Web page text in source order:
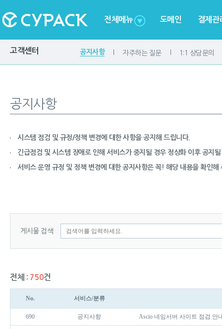
전체메뉴 도메인 결제관
고객센터 공지사항 자주하는 질문 1:1 상담문의
공지사항
시스템 점검 및 규정/정책 변경에 대한 사항을 공지해 드립니다.
긴급점검 및 시스템 장애로 인해 서비스가 중지될 경우 정상화 이후 공지
서비스 운영 규정 및 정책 변경에 대한 공지사항은 꼭! 해당 내용을 확인해
게시물 검색
전체 : 750건
No. 서비스/분류
690 공지사항 Ascio 네임서버 사이트 점검 안